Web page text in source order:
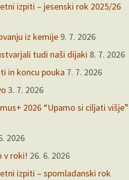
izpiti – jesenski rok 2025/26
iz kemije 9. 7. 2026
tudi naši dijaki 8. 7. 2026
in koncu pouka 7. 7. 2026
3. 7. 2026
2026 “Upamo si ciljati višje”
2026
v roki! 26. 6. 2026
izpiti – spomladanski rok